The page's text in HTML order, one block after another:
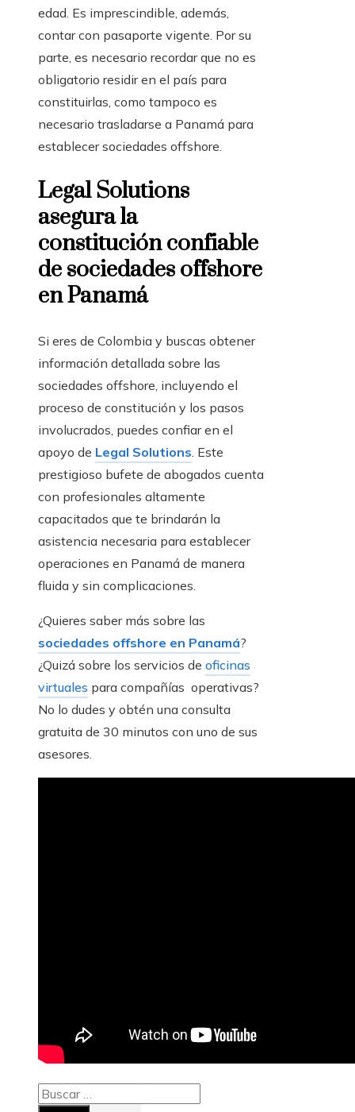
edad. Es imprescindible, además,
contar con pasaporte vigente. Por su
parte, es necesario recordar que no es
obligatorio residir en el país para
constituirlas, como tampoco es
necesario trasladarse a Panamá para
establecer sociedades offshore.
Legal Solutions
asegura la
constitución confiable
de sociedades offshore
en Panamá
Si eres de Colombia y buscas obtener
información detallada sobre las
sociedades offshore, incluyendo el
proceso de constitución y los pasos
involucrados, puedes confiar en el
apoyo de Legal Solutions. Este
prestigioso bufete de abogados cuenta
con profesionales altamente
capacitados que te brindarán la
asistencia necesaria para establecer
operaciones en Panamá de manera
fluida y sin complicaciones.
¿Quieres saber más sobre las
sociedades offshore en Panamá?
¿Quizá sobre los servicios de oficinas
virtuales para compañías operativas?
No lo dudes y obtén una consulta
gratuita de 30 minutos con uno de sus
asesores.
Buscar: